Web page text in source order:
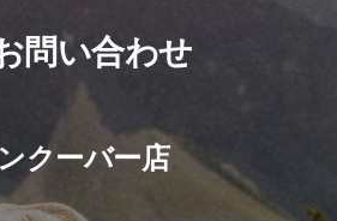
問い合わせ
クーバー店